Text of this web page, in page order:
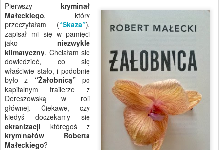
Pierwszy kryminał
Małeckiego, który
przeczytałam (“Skaza”),
zapisał mi się w pamięci
jako niezwykle
klimatyczny. Chciałam się
dowiedzieć, co się
właściwie stało, i podobnie
było z “Żałobnicą”po
kapitalnym trailerze z
Dereszowską w roli
głównej. Ciekawe, czy
kiedyś doczekamy się
ekranizacji któregoś z
kryminałów Roberta
Małeckiego?